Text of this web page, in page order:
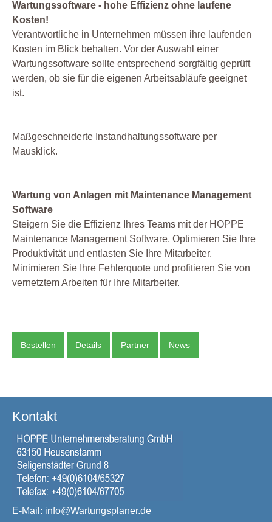
Wartungssoftware - hohe Effizienz ohne laufene
Kosten!
Verantwortliche in Unternehmen müssen ihre laufenden
Kosten im Blick behalten. Vor der Auswahl einer
Wartungssoftware sollte entsprechend sorgfältig geprüft
werden, ob sie für die eigenen Arbeitsabläufe geeignet
ist.
Maßgeschneiderte Instandhaltungssoftware per
Mausklick.
Wartung von Anlagen mit Maintenance Management
Software
Steigern Sie die Effizienz Ihres Teams mit der HOPPE
Maintenance Management Software. Optimieren Sie Ihre
Produktivität und entlasten Sie Ihre Mitarbeiter.
Minimieren Sie Ihre Fehlerquote und profitieren Sie von
vernetztem Arbeiten für Ihre Mitarbeiter.
Bestellen Details Partner News
Kontakt
E-Mail: info@Wartungsplaner.de